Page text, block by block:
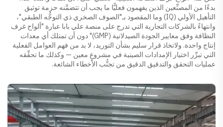
بدءًا من المصنِّعين الذين يفهمون فعليًّا ما يجب أن تتضمَّنه حزمة توثيق
التأهيل الأولي (IQ) وما المقصود بـ"الصوف الصخري ذي التوجُّه الطبقي"،
وانتهاءً بالشركات التجارية التي تدرج على منصة علي بابا عبارة "ألواح غرف
النظافة وفق معايير الجودة الصيدلانية (GMP)" دون أن تمتلك أي معدات
إنتاج واحدة. ولاتخاذ قرار سليم بشأن التوريد، لا بد من فهم العوامل الفعلية
التي تبرِّر اختيار الإمدادات الصينية في مشروعٍ معين — وكذلك ما تحقِّقه
عمليات التحقق والتدقيق الدقيق من تجنُّب الأخطاء الشائعة.